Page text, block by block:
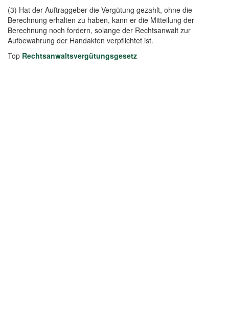
(3) Hat der Auftraggeber die Vergütung gezahlt, ohne die
Berechnung erhalten zu haben, kann er die Mitteilung der
Berechnung noch fordern, solange der Rechtsanwalt zur
Aufbewahrung der Handakten verpflichtet ist.
Top Rechtsanwaltsvergütungsgesetz